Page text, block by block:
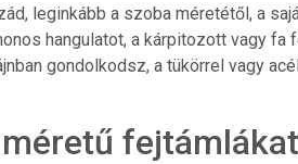
leginkább a szoba méretétől, a
hangulatot, a kárpitozott vagy fa
gondolkodsz, a tükörrel vagy